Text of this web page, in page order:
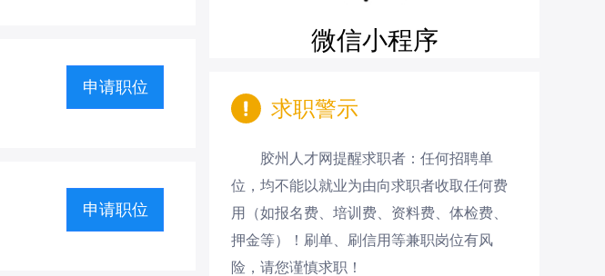
申请职位
申请职位
微信小程序
求职警示
胶州人才网提醒求职者：任何招聘单
位，均不能以就业为由向求职者收取任何费
用（如报名费、培训费、资料费、体检费、
押金等）！刷单、刷信用等兼职岗位有风
险，请您谨慎求职！